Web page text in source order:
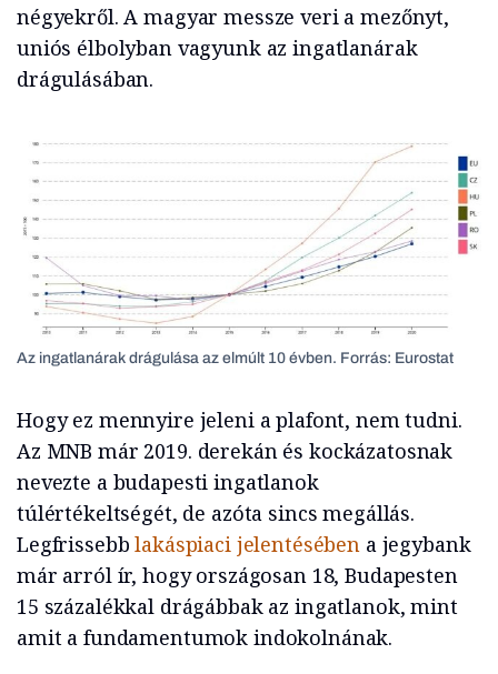
négyekről. A magyar messze veri a mezőnyt,
uniós élbolyban vagyunk az ingatlanárak
drágulásában.
Az ingatlanárak drágulása az elmúlt 10 évben. Forrás: Eurostat
Hogy ez mennyire jeleni a plafont, nem tudni.
Az MNB már 2019. derekán és kockázatosnak
nevezte a budapesti ingatlanok
túlértékeltségét, de azóta sincs megállás.
Legfrissebblakáspiaci jelentésébena jegybank
már arról ír, hogy országosan 18, Budapesten
15 százalékkal drágábbak az ingatlanok, mint
amit a fundamentumok indokolnának.